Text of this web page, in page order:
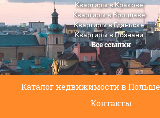
Квартиры в Кракове
Квартиры в Вроцлаве
Квартиры в Гданьске
Квартиры в Познани
Квартиры в Люблине
Все ссылки
Каталог недвижимости в Польше
Контакты